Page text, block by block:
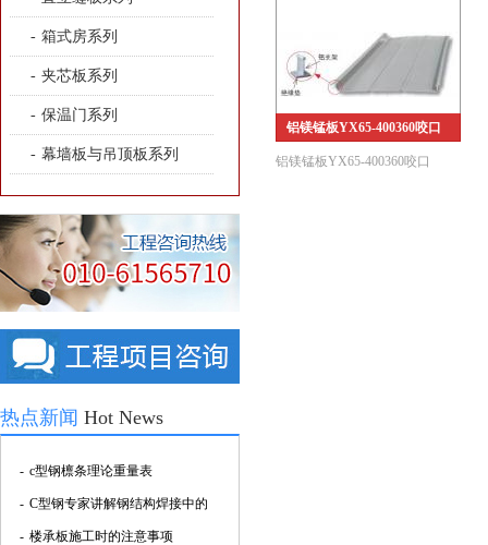
- 箱式房系列
- 夹芯板系列
- 保温门系列
- 幕墙板与吊顶板系列
热点新闻 Hot News
- c型钢檩条理论重量表
- C型钢专家讲解钢结构焊接中的
- 楼承板施工时的注意事项
铝镁锰板YX65-400360咬口
铝镁锰板YX65-400360咬口